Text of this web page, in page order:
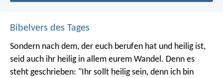
Bibelvers des Tages
Sondern nach dem, der euch berufen hat und heilig ist,
seid auch ihr heilig in allem eurem Wandel. Denn es
steht geschrieben: "Ihr sollt heilig sein, denn ich bin